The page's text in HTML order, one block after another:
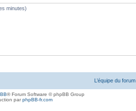
minutes)
L’équipe du forum
® Forum Software © phpBB Group
parphpBB-fr.com